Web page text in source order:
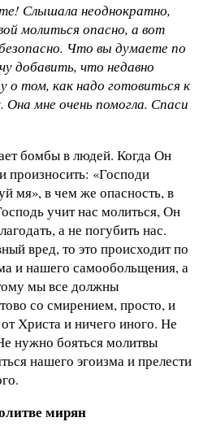
Слышала неоднократно,
молиться опасно, а вот
Что вы думаете по
добавить, что недавно
о том, как надо готовиться к
Она мне очень помогла. Спаси
бомбы в людей. Когда Он
произносить: «Господи
мя», в чем же опасность, в
учит нас молиться, Он
а не погубить нас.
вред, то это происходит по
и нашего самообольщения, а
мы все должны
со смирением, просто, и
Христа и ничего иного. Не
нужно бояться молитвы
нашего эгоизма и прелести
мирян